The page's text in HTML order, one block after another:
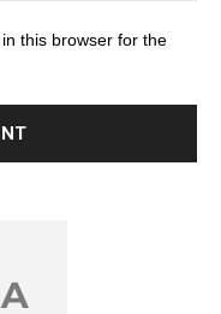
this browser for the